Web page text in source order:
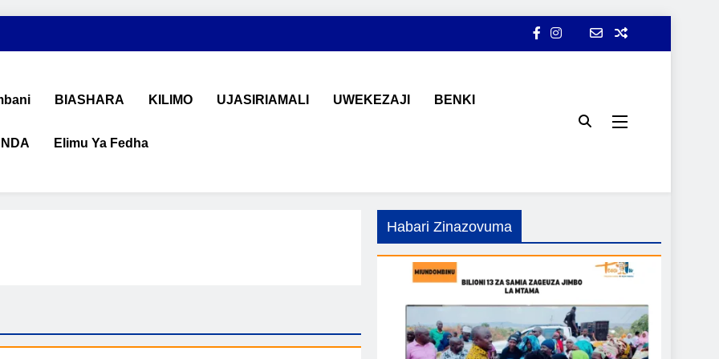
na Uchumi Tanzania
ujasiriamali Tanzania. Pata taarifa mpya za biashara, uwekezaji, ajira, kilimo, mitindo, na burudani kwa Kiswahili, pamoja na
BIASHARA KILIMO UJASIRIAMALI UWEKEZAJI BENKI
Elimu Ya Fedha
Habari Zinazovuma